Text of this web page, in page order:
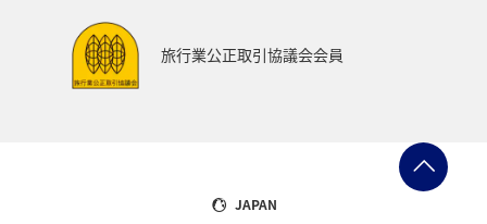
富山県 宮崎県
ハワイ イギリス
熊本県
旅行業公正取引協議会会員
JAPAN